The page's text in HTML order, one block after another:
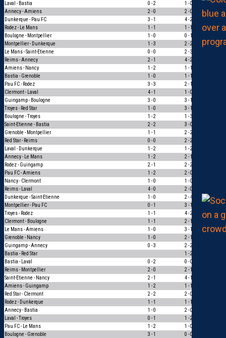
Laval - Bastia
0 - 2 1 - 0
0
Annecy - Amiens
2 - 0 2 - 0
3
Dunkerque - Pau FC
3 - 1 4 - 2
Rodez - Le Mans
1 - 1 1 - 1
3
Boulogne - Montpellier
1 - 0 0 - 1
Montpellier - Dunkerque
1 - 3 2 - 2
0
Le Mans - Saint-Etienne
0 - 0 2 - 3
Reims - Annecy
2 - 1 4 - 2
Amiens - Nancy
1 - 2 1 - 1
Bastia - Grenoble
1 - 0 1 - 1
Pau FC - Rodez
3 - 3 2 - 1
Clermont - Laval
4 - 1 1 - 0
Guingamp - Boulogne
3 - 0 3 - 1
Troyes - Red Star
1 - 0 3 - 1
Boulogne - Troyes
1 - 2 1 - 3
Saint-Etienne - Bastia
2 - 2 3 - 0
Grenoble - Montpellier
1 - 1 2 - 2
Red Star - Reims
0 - 0 2 - 2
Laval - Dunkerque
1 - 2 1 - 2
Annecy - Le Mans
1 - 2 2 - 1
Rodez - Guingamp
2 - 1 2 - 2
Pau FC - Amiens
1 - 2 2 - 0
Nancy - Clermont
1 - 0 1 - 0
Reims - Laval
4 - 0 2 - 0
Dunkerque - Saint-Etienne
1 - 0 2 - 4
0
Montpellier - Pau FC
0 - 1 3 - 1
0
Troyes - Rodez
1 - 1 4 - 2
0
Clermont - Boulogne
1 - 1 2 - 1
Le Mans - Amiens
1 - 0 3 - 1
1
Grenoble - Nancy
1 - 0 2 - 1
Guingamp - Annecy
0 - 3 2 - 2
Bastia - Red Star
1 - 2
Bastia - Laval
0 - 2 0 - 0
Reims - Montpellier
2 - 0 2 - 1
Saint-Etienne - Nancy
2 - 1 4 - 1
Amiens - Guingamp
1 - 2 1 - 1
Red Star - Clermont
2 - 2 2 - 0
Rodez - Dunkerque
1 - 1 1 - 1
Annecy - Bastia
1 - 0 2 - 0
Laval - Troyes
0 - 1 1 - 2
Pau FC - Le Mans
1 - 2 1 - 0
Boulogne - Grenoble
3 - 1 0 - 0